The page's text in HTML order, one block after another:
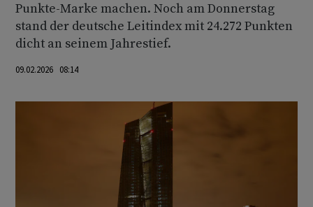
Punkte-Marke machen. Noch am Donnerstag
stand der deutsche Leitindex mit 24.272 Punkten
dicht an seinem Jahrestief.
09.02.2026 08:14